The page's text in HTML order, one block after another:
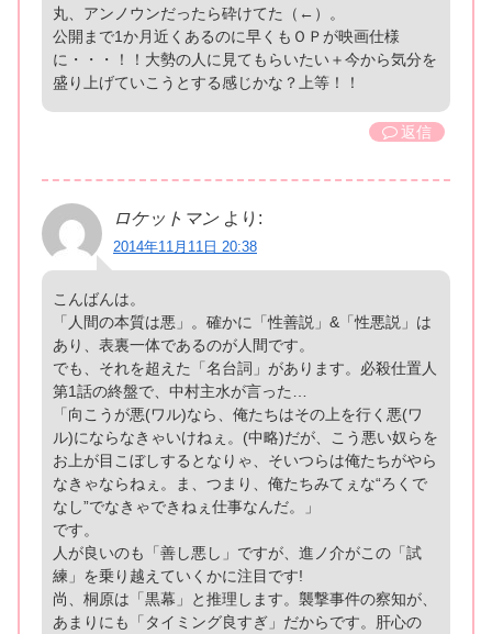
丸、アンノウンだったら砕けてた（←）。
公開まで1か月近くあるのに早くもＯＰが映画仕様
に・・・！！大勢の人に見てもらいたい＋今から気分を
盛り上げていこうとする感じかな？上等！！
返信
ロケットマン より:
2014年11月11日 20:38
こんばんは。
「人間の本質は悪」。確かに「性善説」&「性悪説」は
あり、表裏一体であるのが人間です。
でも、それを超えた「名台詞」があります。必殺仕置人
第1話の終盤で、中村主水が言った…
「向こうが悪(ワル)なら、俺たちはその上を行く悪(ワ
ル)にならなきゃいけねぇ。(中略)だが、こう悪い奴らを
お上が目こぼしするとなりゃ、そいつらは俺たちがやら
なきゃならねぇ。ま、つまり、俺たちみてぇな“ろくで
なし”でなきゃできねぇ仕事なんだ。」
です。
人が良いのも「善し悪し」ですが、進ノ介がこの「試
練」を乗り越えていくかに注目です!
尚、桐原は「黒幕」と推理します。襲撃事件の察知が、
あまりにも「タイミング良すぎ」だからです。肝心の